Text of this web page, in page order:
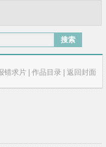
搜索
错求片 作品目录 返回封面